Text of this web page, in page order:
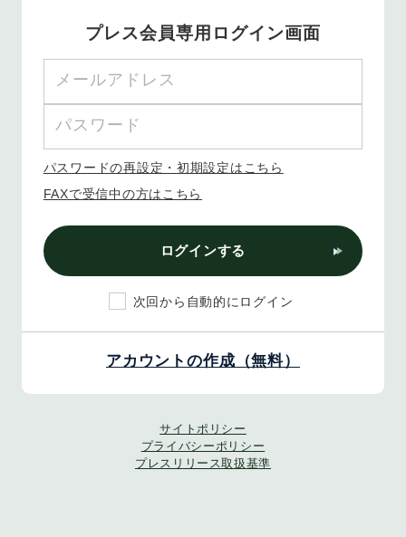
プレス会員専用ログイン画面
パスワードの再設定・初期設定はこちら
FAXで受信中の方はこちら
ログインする
次回から自動的にログイン
アカウントの作成（無料）
サイトポリシー
プライバシーポリシー
プレスリリース取扱基準